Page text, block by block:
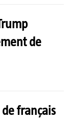
de
français